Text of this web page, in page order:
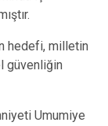
hedefi, milletin
güvenliğin
Umumiye